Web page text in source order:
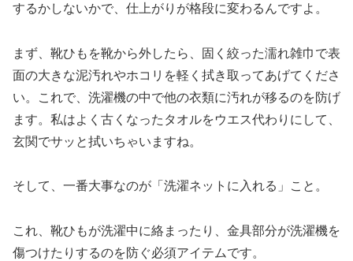
するかしないかで、仕上がりが格段に変わるんですよ。
まず、靴ひもを靴から外したら、固く絞った濡れ雑巾で表
面の大きな泥汚れやホコリを軽く拭き取ってあげてくださ
い。これで、洗濯機の中で他の衣類に汚れが移るのを防げ
ます。私はよく古くなったタオルをウエス代わりにして、
玄関でサッと拭いちゃいますね。
そして、一番大事なのが「洗濯ネットに入れる」こと。
これ、靴ひもが洗濯中に絡まったり、金具部分が洗濯機を
傷つけたりするのを防ぐ必須アイテムです。